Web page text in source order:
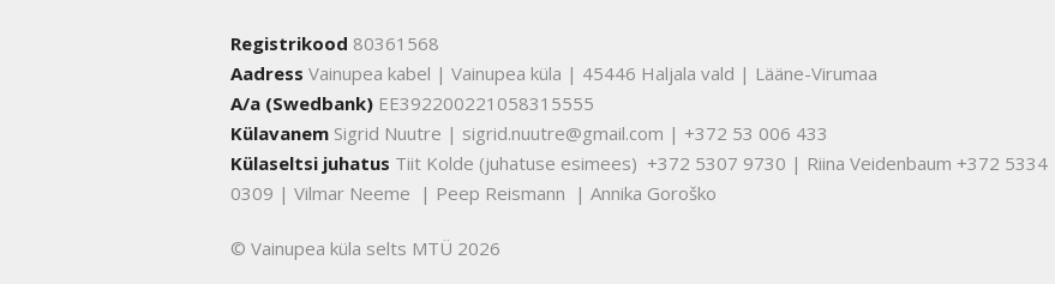
Registrikood 80361568
Aadress Vainupea kabel | Vainupea küla | 45446 Haljala vald | Lääne-Virumaa
A/a (Swedbank) EE392200221058315555
Külavanem Sigrid Nuutre | sigrid.nuutre@gmail.com | +372 53 006 433
Külaseltsi juhatus Tiit Kolde (juhatuse esimees) +372 5307 9730 | Riina Veidenbaum +372 5334
0309 | Vilmar Neeme | Peep Reismann | Annika Goroško
© Vainupea küla selts MTÜ 2026